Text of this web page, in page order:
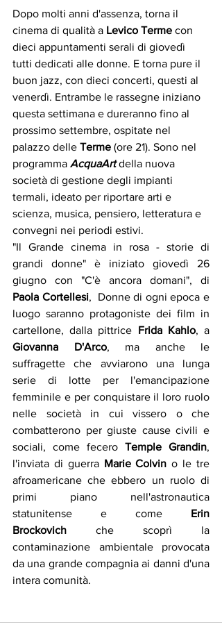
Dopo molti anni d'assenza, torna il
cinema di qualità a Levico Terme con
dieci appuntamenti serali di giovedì
tutti dedicati alle donne. E torna pure il
buon jazz, con dieci concerti, questi al
venerdì. Entrambe le rassegne iniziano
questa settimana e dureranno fino al
prossimo settembre, ospitate nel
palazzo delle Terme (ore 21). Sono nel
programma AcquaArt della nuova
società di gestione degli impianti
termali, ideato per riportare arti e
scienza, musica, pensiero, letteratura e
convegni nei periodi estivi.
"Il Grande cinema in rosa - storie di
grandi donne" è iniziato giovedì 26
Paola Cortellesi,  Donne di ogni epoca e
luogo saranno protagoniste dei film in
cartellone, dalla pittrice Frida Kahlo
Giovanna D'Arco, ma anche le
suffragette che avviarono una lunga
serie di lotte per l'emancipazione
femminile e per conquistare il loro ruolo
nelle società in cui vissero o che
combatterono per giuste cause civili e
sociali, come fecero Temple Grandin,
l'inviata di guerra Marie Colvin o le tre
afroamericane che ebbero un ruolo di
primi piano nell'astronautica
statunitense e come Erin
Brockovich che scoprì la
contaminazione ambientale provocata
da una grande compagnia ai danni d'una
intera comunità.